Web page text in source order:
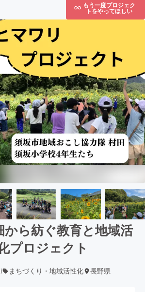
もう一度プロジェク
トをやってほしい
ら紡ぐ教育と地域活
プロジェクト
まちづくり・地域活性化 長野県